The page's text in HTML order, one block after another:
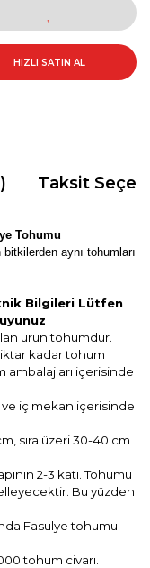
HIZLI SATIN AL
Taksit
Tohumu
aynı tohumları
Bilgileri Lütfen
ürün tohumdur.
kadar tohum
ambalajları içerisinde
ve iç mekan içerisinde
sıra üzeri 30-40 cm
2-3 katı. Tohumu
Bu yüzden
Fasulye tohumu
tohum civarı.